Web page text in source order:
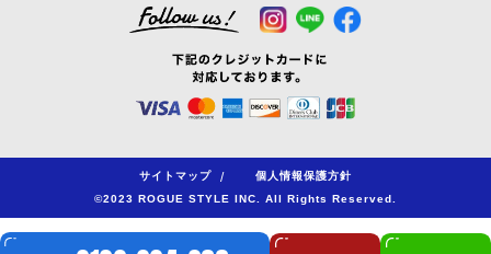
サイトマップ /
個人情報保護方針
©2023 ROGUE STYLE INC. All Rights Reserved.